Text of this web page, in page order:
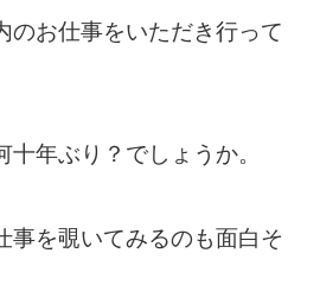
のお仕事をいただき行って
年ぶり？でしょうか。
事を覗いてみるのも面白そ